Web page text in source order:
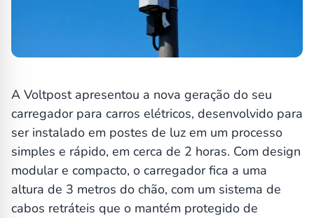
A Voltpost apresentou a nova geração do seu
carregador para carros elétricos, desenvolvido para
ser instalado em postes de luz em um processo
simples e rápido, em cerca de 2 horas. Com design
modular e compacto, o carregador fica a uma
altura de 3 metros do chão, com um sistema de
cabos retráteis que o mantém protegido de